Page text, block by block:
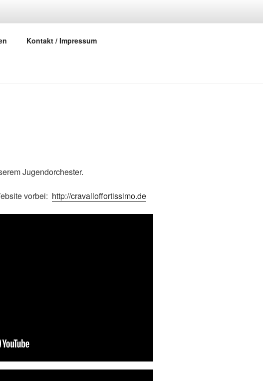
E.V.
Kontakt / Impressum
Jugendorchester.
vorbei: http://cravalloffortissimo.de